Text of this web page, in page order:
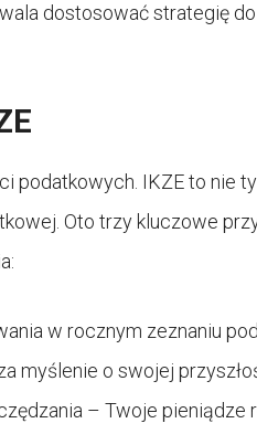
dostosować strategię
IKZE to nie
Oto trzy kluczowe
w rocznym zeznaniu
myślenie o swojej
– Twoje pieniądze